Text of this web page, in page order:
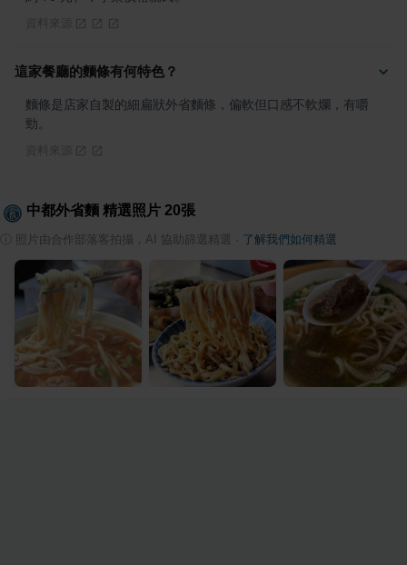
這家餐廳的麵條有何特色？
麵條是店家自製的細扁狀外省麵條，偏軟但口感不軟爛，有嚼
勁。
中都外省麵 精選照片 20張
照片由合作部落客拍攝，AI 協助篩選精選 了解我們如何精選